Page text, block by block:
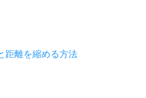
距離を縮める方法